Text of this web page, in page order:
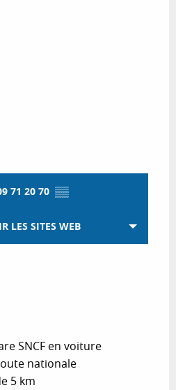
71 20 70 ▒▒
LES SITES WEB
SNCF en voiture
nationale
5 km